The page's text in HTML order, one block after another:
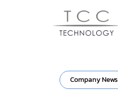
Company News